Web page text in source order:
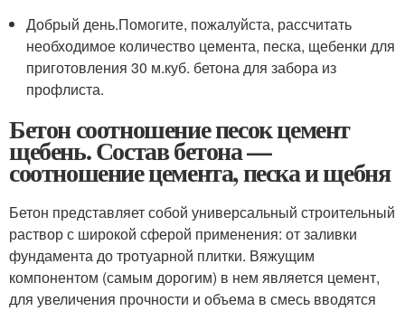
Добрый день.Помогите, пожалуйста, рассчитать
необходимое количество цемента, песка, щебенки для
приготовления 30 м.куб. бетона для забора из
профлиста.
Бетон соотношение песок цемент
щебень. Состав бетона —
соотношение цемента, песка и щебня
Бетон представляет собой универсальный строительный
раствор с широкой сферой применения: от заливки
фундамента до тротуарной плитки. Вяжущим
компонентом (самым дорогим) в нем является цемент,
для увеличения прочности и объема в смесь вводятся